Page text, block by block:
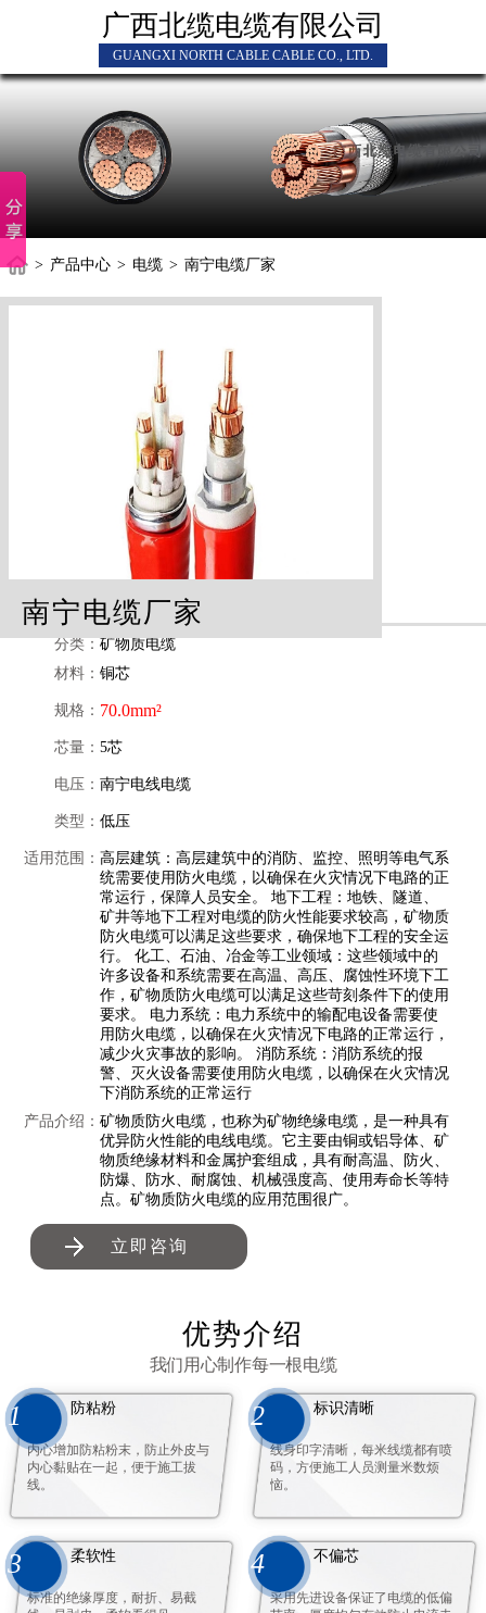
广西北缆电缆有限公司
GUANGXI NORTH CABLE CABLE CO., LTD.
> 产品中心 > 电缆 > 南宁电缆厂家
南宁电缆厂家
分类：矿物质电缆
材料：铜芯
规格： 70.0mm²
芯量：5芯
电压：南宁电线电缆
类型：低压
适用范围：高层建筑：高层建筑中的消防、监控、照明等电气系
统需要使用防火电缆，以确保在火灾情况下电路的正
常运行，保障人员安全。 地下工程：地铁、隧道、
矿井等地下工程对电缆的防火性能要求较高，矿物质
防火电缆可以满足这些要求，确保地下工程的安全运
行。 化工、石油、冶金等工业领域：这些领域中的
许多设备和系统需要在高温、高压、腐蚀性环境下工
作，矿物质防火电缆可以满足这些苛刻条件下的使用
要求。 电力系统：电力系统中的输配电设备需要使
用防火电缆，以确保在火灾情况下电路的正常运行，
减少火灾事故的影响。 消防系统：消防系统的报
警、灭火设备需要使用防火电缆，以确保在火灾情况
下消防系统的正常运行
产品介绍：矿物质防火电缆，也称为矿物绝缘电缆，是一种具有
优异防火性能的电线电缆。它主要由铜或铝导体、矿
物质绝缘材料和金属护套组成，具有耐高温、防火、
防爆、防水、耐腐蚀、机械强度高、使用寿命长等特
点。矿物质防火电缆的应用范围很广。
立即咨询
优势介绍
我们用心制作每一根电缆
1 防粘粉
内心增加防粘粉末，防止外皮与
内心黏贴在一起，便于施工拔
线。
2 标识清晰
线身印字清晰，每米线缆都有喷
码，方便施工人员测量米数烦
恼。
3 柔软性
标准的绝缘厚度，耐折、易截
4 不偏芯
采用先进设备保证了电缆的低偏